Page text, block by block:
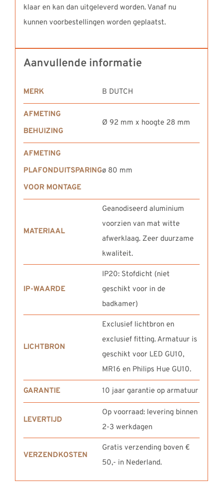
klaar en kan dan uitgeleverd worden. Vanaf nu
kunnen voorbestellingen worden geplaatst.
Aanvullende informatie
MERK B DUTCH
AFMETING
BEHUIZING
Ø 92 mm x hoogte 28 mm
AFMETING
PLAFONDUITSPARING
VOOR MONTAGE
ø 80 mm
MATERIAAL
Geanodiseerd aluminium
voorzien van mat witte
afwerklaag. Zeer duurzame
kwaliteit.
IP-WAARDE
IP20: Stofdicht (niet
geschikt voor in de
badkamer)
LICHTBRON
Exclusief lichtbron en
exclusief fitting. Armatuur is
geschikt voor LED GU10,
MR16 en Philips Hue GU10.
GARANTIE 10 jaar garantie op armatuur
LEVERTIJD
Op voorraad: levering binnen
2-3 werkdagen
VERZENDKOSTEN
Gratis verzending boven €
50,- in Nederland.